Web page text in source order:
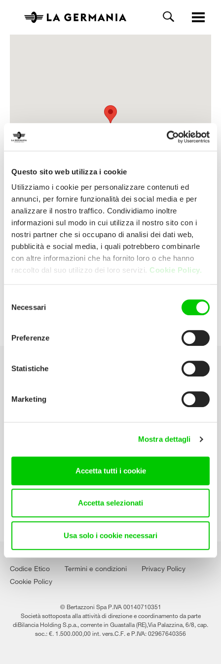
Questo sito web utilizza i cookie
Utilizziamo i cookie per personalizzare contenuti ed
annunci, per fornire funzionalità dei social media e per
analizzare il nostro traffico. Condividiamo inoltre
informazioni sul modo in cui utilizza il nostro sito con i
nostri partner che si occupano di analisi dei dati web,
pubblicità e social media, i quali potrebbero combinarle
con altre informazioni che ha fornito loro o che hanno
raccolto dal suo utilizzo dei loro servizi. Cookie Policy.
delNecessari
Preferenze
Statistiche
Marketing
Mostra dettagli
Accetta tutti i cookie
Accetta selezionati
Usa solo i cookie necessari
Unieuro
Italia
Scarica il catalogo
Manuali d’istruzione
Lavora con noi
Codice Etico Termini e condizioni
Privacy Policy
Cookie Policy
© Bertazzoni Spa P.IVA 00140710351
Società sottoposta alla attività di direzione e coordinamento da parte
diBilancia Holding S.p.a., corrente in Guastalla (RE),Via Palazzina, 6/8, cap.
soc.: €. 1.500.000,00 int. vers.C.F. e P.IVA: 02967640356